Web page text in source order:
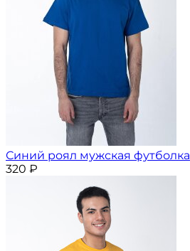
Синий роял мужская футболка
320 ₽